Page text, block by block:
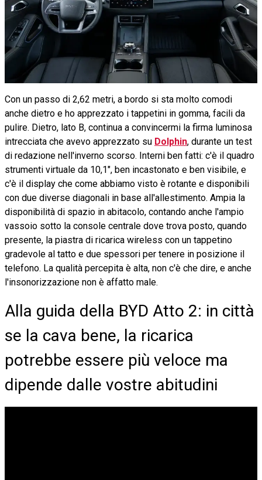
Con un passo di 2,62 metri, a bordo si sta molto comodi
anche dietro e ho apprezzato i tappetini in gomma, facili da
pulire. Dietro, lato B, continua a convincermi la firma luminosa
intrecciata che avevo apprezzato su Dolphin, durante un test
di redazione nell'inverno scorso. Interni ben fatti: c'è il quadro
strumenti virtuale da 10,1", ben incastonato e ben visibile, e
c'è il display che come abbiamo visto è rotante e disponibili
con due diverse diagonali in base all'allestimento. Ampia la
disponibilità di spazio in abitacolo, contando anche l'ampio
vassoio sotto la console centrale dove trova posto, quando
presente, la piastra di ricarica wireless con un tappetino
gradevole al tatto e due spessori per tenere in posizione il
telefono. La qualità percepita è alta, non c'è che dire, e anche
l'insonorizzazione non è affatto male.
Alla guida della BYD Atto 2: in città
se la cava bene, la ricarica
potrebbe essere più veloce ma
dipende dalle vostre abitudini